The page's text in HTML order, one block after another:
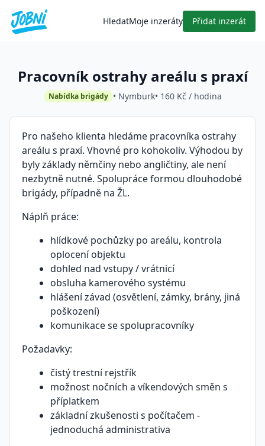
HledatMoje inzeráty Přidat inzerát
Pracovník ostrahy areálu s praxí
Nabídka brigády • Nymburk• 160 Kč / hodina
Pro našeho klienta hledáme pracovníka ostrahy
areálu s praxí. Vhovné pro kohokoliv. Výhodou by
byly základy němčiny nebo angličtiny, ale není
nezbytně nutné. Spolupráce formou dlouhodobé
brigády, případně na ŽL.
Náplň práce:
hlídkové pochůzky po areálu, kontrola
oplocení objektu
dohled nad vstupy / vrátnicí
obsluha kamerového systému
hlášení závad (osvětlení, zámky, brány, jiná
poškození)
komunikace se spolupracovníky
Požadavky:
čistý trestní rejstřík
možnost nočních a víkendových směn s
příplatkem
základní zkušenosti s počítačem -
jednoduchá administrativa